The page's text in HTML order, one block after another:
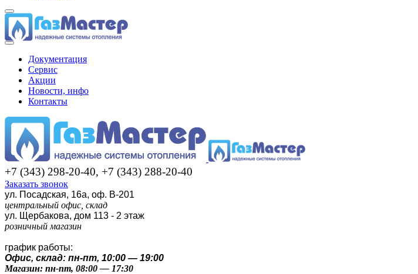
Документация
Сервис
Акции
Новости, инфо
Контакты
+7 (343) 298-20-40, +7 (343) 288-20-40
Заказать звонок
ул. Посадская, 16а, оф. В-201
центральный офис, склад
ул. Щербакова, дом 113 - 2 этаж
розничный магазин
график работы:
Офис, склад: пн-пт, 10:00 — 19:00
Магазин: пн-пт, 08:00 — 17:30